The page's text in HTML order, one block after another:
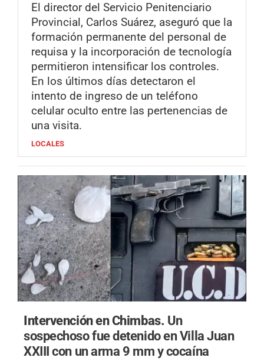
El director del Servicio Penitenciario
Provincial, Carlos Suárez, aseguró que la
formación permanente del personal de
requisa y la incorporación de tecnología
permitieron intensificar los controles.
En los últimos días detectaron el
intento de ingreso de un teléfono
celular oculto entre las pertenencias de
una visita.
LOCALES
Intervención en Chimbas. Un
sospechoso fue detenido en Villa Juan
XXIII con un arma 9 mm y cocaína